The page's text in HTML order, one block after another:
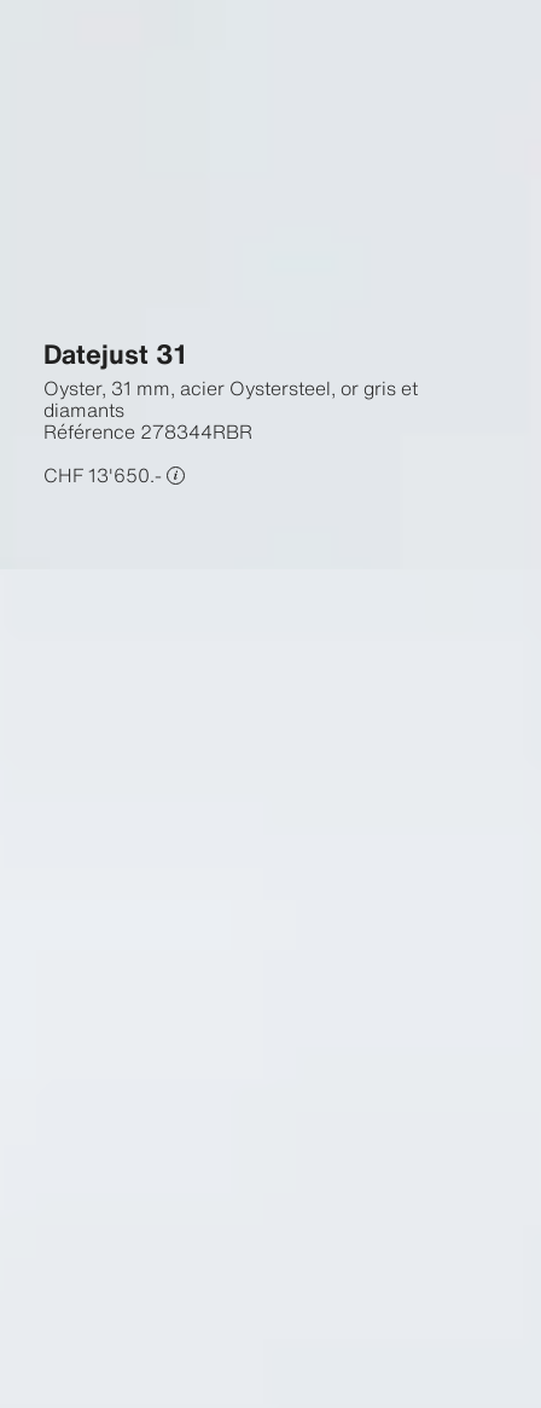
Datejust 31
Oyster, 31 mm, acier Oystersteel, or gris et
diamants
Référence 278344RBR
CHF 13'650.-